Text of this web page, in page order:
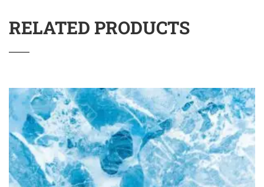
RELATED PRODUCTS